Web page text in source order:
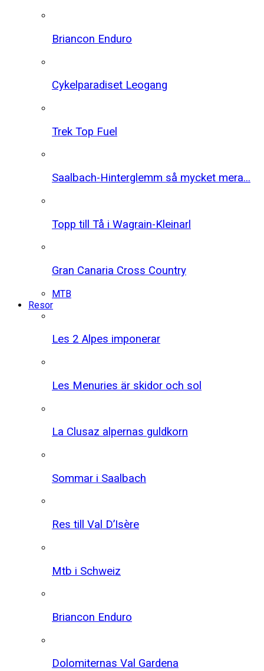
Briancon Enduro
Cykelparadiset Leogang
Trek Top Fuel
Saalbach-Hinterglemm så mycket mera...
Topp till Tå i Wagrain-Kleinarl
Gran Canaria Cross Country
MTB
Resor
Les 2 Alpes imponerar
Les Menuries är skidor och sol
La Clusaz alpernas guldkorn
Sommar i Saalbach
Res till Val D’Isère
Mtb i Schweiz
Briancon Enduro
Dolomiternas Val Gardena